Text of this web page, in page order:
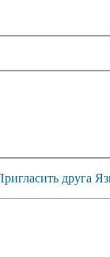
друга